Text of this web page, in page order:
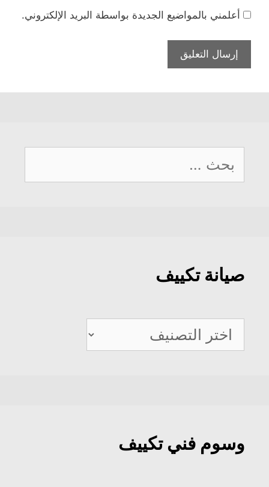
أعلمني بالمواضيع الجديدة بواسطة البريد الإلكتروني.
عن:
صيانة تكييف
صيانة
تكييف
وسوم فني تكييف